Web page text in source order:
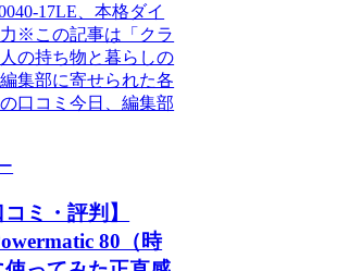
17LE、本格ダイ
※この記事は「クラ
の持ち物と暮らしの
集部に寄せられた各
口コミ今日、編集部
ミ・評判】
80（時